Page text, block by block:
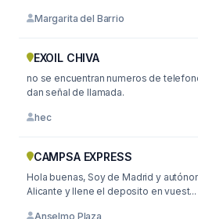
Margarita del Barrio
EXOIL CHIVA
no se encuentran numeros de
dan señal de llamada.
hec
CAMPSA EXPRESS
Hola buenas, Soy de Madrid y
Alicante y llene el deposito en vuest...
Anselmo Plaza